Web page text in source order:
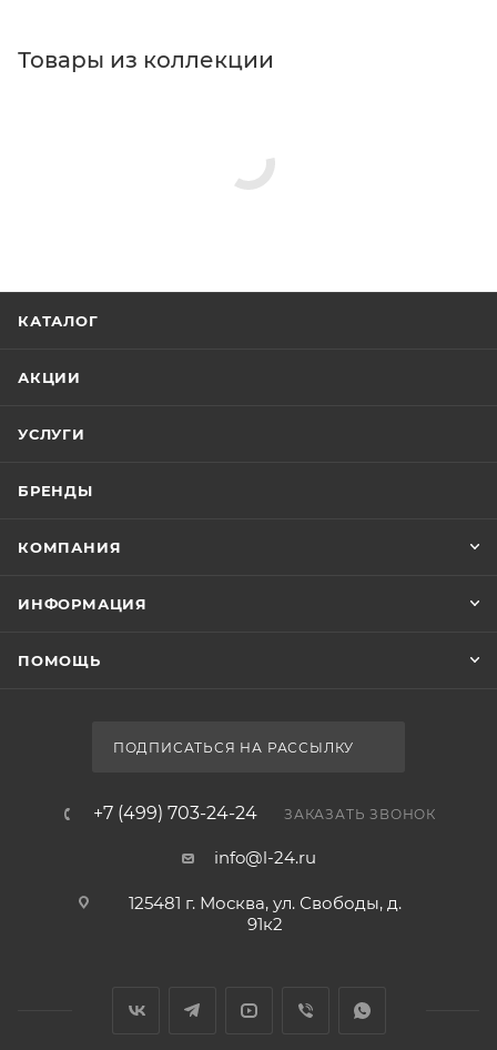
Товары из коллекции
КАТАЛОГ
АКЦИИ
УСЛУГИ
БРЕНДЫ
КОМПАНИЯ
ИНФОРМАЦИЯ
ПОМОЩЬ
ПОДПИСАТЬСЯ НА РАССЫЛКУ
+7 (499) 703-24-24 ЗАКАЗАТЬ ЗВОНОК
info@l-24.ru
125481 г. Москва, ул. Свободы, д.
91к2